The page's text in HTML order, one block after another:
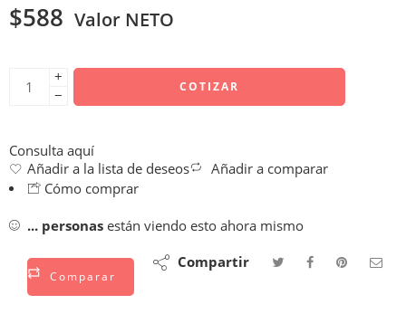
$588 Valor NETO
+
−
COTIZAR
Consulta aquí
Añadir a la lista de deseos
Añadir a comparar
Cómo comprar
... personas están viendo esto ahora mismo
Comparar
Compartir